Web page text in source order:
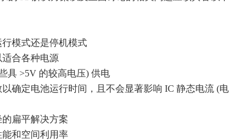
模式还是停机模式
适合各种电源
具 >5V 的较高电压) 供电
确定电池运行时间，且不会显著影响 IC 静态电流 (电
扁平解决方案
能和空间利用率